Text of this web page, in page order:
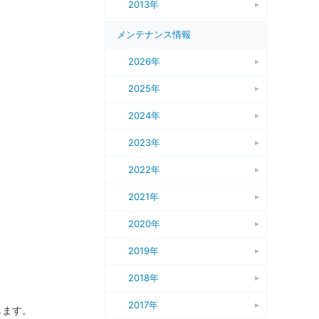
す。
2013年
メンテナンス情報
2026年
2025年
2024年
2023年
2022年
2021年
2020年
2019年
2018年
2017年